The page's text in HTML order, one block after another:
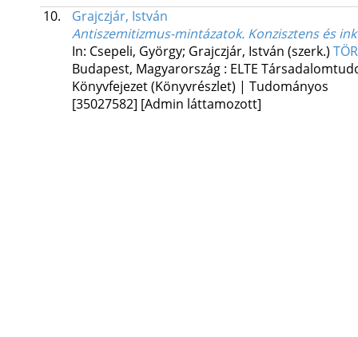
10.
Grajczjár, István
Antiszemitizmus-mintázatok. Konzisztens és
In: Csepeli, György; Grajczjár, István (szerk.)
Budapest, Magyarország : ELTE
Könyvfejezet (Könyvrészlet) | Tudományos
[35027582] [Admin láttamozott]